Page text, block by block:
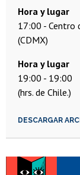
Hora y lugar
17:00
Centro
(CDMX)
19:00
19:00
(hrs. de Chile.)
DESCARGAR